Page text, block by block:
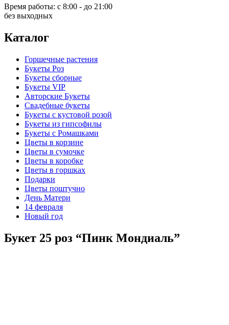
Время работы: с 8:00 - до 21:00
без выходных
Каталог
Горшечные растения
Букеты Роз
Букеты сборные
Букеты VIP
Авторские Букеты
Свадебные букеты
Букеты с кустовой розой
Букеты из гипсофилы
Букеты с Ромашками
Цветы в корзине
Цветы в сумочке
Цветы в коробке
Цветы в горшках
Подарки
Цветы поштучно
День Матери
14 февраля
Новый год
Букет 25 роз “Пинк Мондиаль”